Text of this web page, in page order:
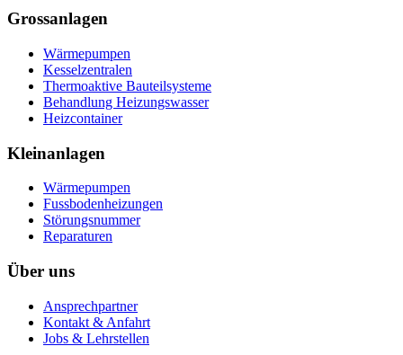
Grossanlagen
Wärmepumpen
Kesselzentralen
Thermoaktive Bauteilsysteme
Behandlung Heizungswasser
Heizcontainer
Kleinanlagen
Wärmepumpen
Fussbodenheizungen
Störungsnummer
Reparaturen
Über uns
Ansprechpartner
Kontakt & Anfahrt
Jobs & Lehrstellen